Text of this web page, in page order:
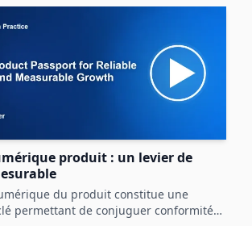
produit : un levier de
du produit constitue une
permettant de conjuguer conformité